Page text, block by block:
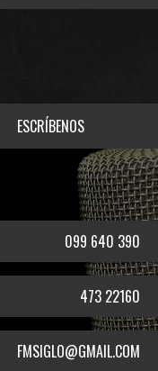
ESCRÍBENOS
099 640 390
473 22160
FMSIGLO@GMAIL.COM